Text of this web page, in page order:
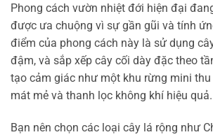
Phong cách vườn nhiệt đới hiện đại
được ưa chuộng vì sự gần gũi và tính
điểm của phong cách này là sử dụng
đậm, và sắp xếp cây cối dày đặc theo
tạo cảm giác như một khu rừng mini
mát mẻ và thanh lọc không khí hiệu quả.
Bạn nên chọn các loại cây lá rộng như